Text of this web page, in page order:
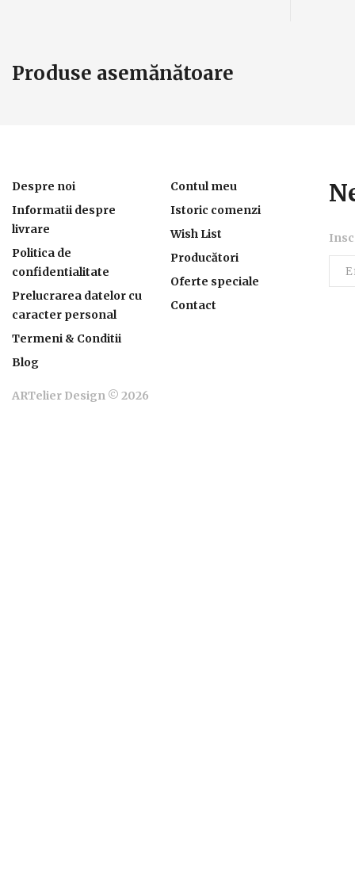
Produse asemănătoare
Despre noi
Informatii despre
livrare
Politica de
confidentialitate
Prelucrarea datelor cu
caracter personal
Termeni & Conditii
Blog
Contul meu
Istoric comenzi
Wish List
Producători
Oferte speciale
Contact
ARTelier Design © 2026